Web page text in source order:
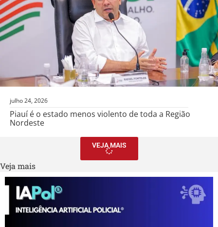
julho 24, 2026
Piauí é o estado menos violento de toda a Região
Nordeste
VEJA MAIS
Veja mais